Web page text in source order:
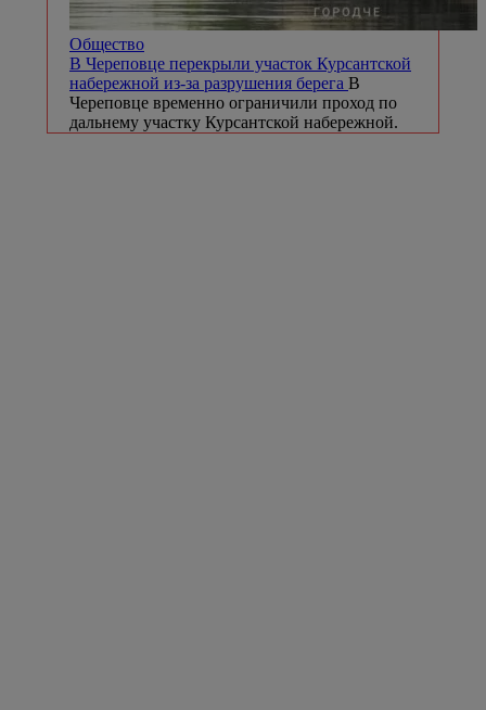
Общество
В Череповце перекрыли участок Курсантской
набережной из-за разрушения берега В
Череповце временно ограничили проход по
дальнему участку Курсантской набережной.